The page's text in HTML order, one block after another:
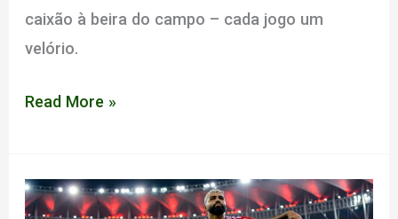
caixão à beira do campo – cada jogo um
velório.
Técnico
Read More »